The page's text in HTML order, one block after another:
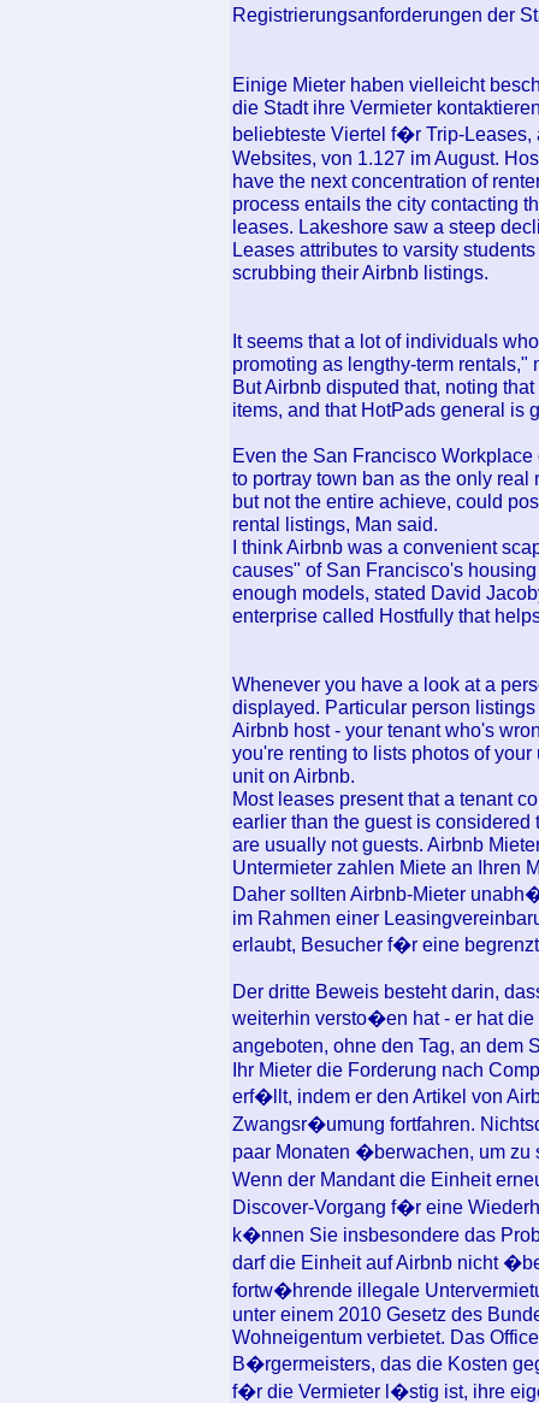
Registrierungsanforderungen der
Einige Mieter haben vielleicht
die Stadt ihre Vermieter
beliebteste Viertel f�r Trip-Leases,
Websites, von 1.127 im August.
have the next concentration of
process entails the city contacting
leases. Lakeshore saw a steep
Leases attributes to varsity
scrubbing their Airbnb listings.
It seems that a lot of individuals
promoting as lengthy-term
But Airbnb disputed that, noting
items, and that HotPads general is
Even the San Francisco
to portray town ban as the only
but not the entire achieve, could
rental listings, Man said.
I think Airbnb was a convenient
causes" of San Francisco's
enough models, stated David
enterprise called Hostfully that
Whenever you have a look at a
displayed. Particular person
Airbnb host - your tenant who's
you're renting to lists photos of
unit on Airbnb.
Most leases present that a tenant
earlier than the guest is
are usually not guests. Airbnb
Untermieter zahlen Miete an Ihren
Daher sollten Airbnb-Mieter
im Rahmen einer
erlaubt, Besucher f�r eine
Der dritte Beweis besteht darin,
weiterhin versto�en hat - er hat
angeboten, ohne den Tag, an
Ihr Mieter die Forderung nach
erf�llt, indem er den Artikel von
Zwangsr�umung fortfahren.
paar Monaten �berwachen, um zu
Wenn der Mandant die Einheit
Discover-Vorgang f�r eine
k�nnen Sie insbesondere das
darf die Einheit auf Airbnb nicht
fortw�hrende illegale
unter einem 2010 Gesetz des
Wohneigentum verbietet. Das
B�rgermeisters, das die Kosten
f�r die Vermieter l�stig ist, ihre